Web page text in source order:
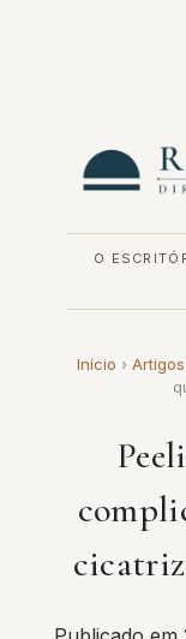
O
Início › Artigos